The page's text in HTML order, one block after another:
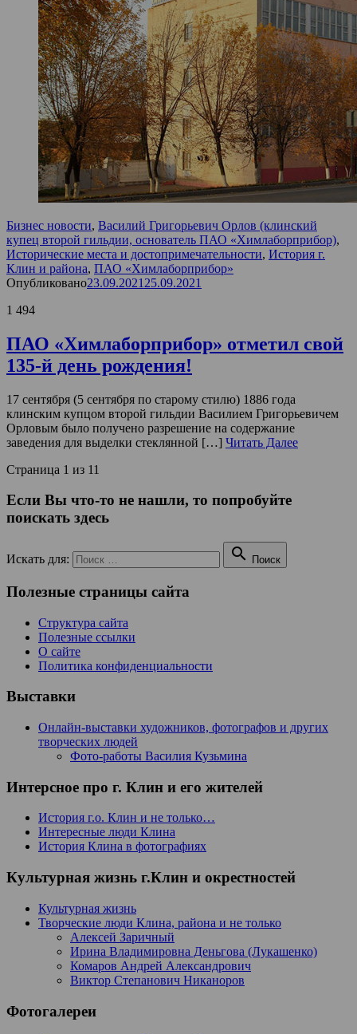
Бизнес новости, Василий Григорьевич Орлов (клинский
купец второй гильдии, основатель ПАО «Химлаборприбор),
Исторические места и достопримечательности, История г.
Клин и района, ПАО «Химлаборприбор»
Опубликовано23.09.2021 25.09.2021
1 494
ПАО «Химлаборприбор» отметил свой
135-й день рождения!
17 сентября (5 сентября по старому стилю) 1886 года
клинским купцом второй гильдии Василием Григорьевичем
Орловым было получено разрешение на содержание
заведения для выделки стеклянной […] Читать Далее
Страница 1 из 11
Если Вы что-то не нашли, то попробуйте
поискать здесь
Искать для:  Поиск
Полезные страницы сайта
Структура сайта
Полезные ссылки
О сайте
Политика конфиденциальности
Выставки
Онлайн-выставки художников, фотографов и других
творческих людей
Фото-работы Василия Кузьмина
Интерсное про г. Клин и его жителей
История г.о. Клин и не только…
Интересные люди Клина
История Клина в фотографиях
Культурная жизнь г.Клин и окрестностей
Культурная жизнь
Творческие люди Клина, района и не только
Алексей Заричный
Ирина Владимировна Деньгова (Лукашенко)
Комаров Андрей Александрович
Виктор Степанович Никаноров
Фотогалереи